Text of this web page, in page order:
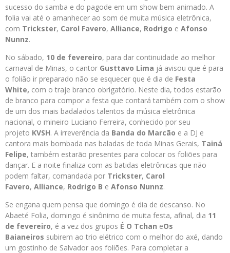
sucesso do samba e do pagode em um show bem animado. A
folia vai até o amanhecer ao som de muita música eletrônica,
com Trickster, Carol Favero, Alliance, Rodrigo e Afonso
Nunnz.
No sábado, 10 de fevereiro, para dar continuidade ao melhor
carnaval de Minas, o cantor Gusttavo Lima já avisou que é para
o folião ir preparado não se esquecer que é dia de Festa
White, com o traje branco obrigatório. Neste dia, todos estarão
de branco para compor a festa que contará também com o show
de um dos mais badalados talentos da música eletrônica
nacional, o mineiro Luciano Ferreira, conhecido por seu
projeto KVSH. A irreverência da Banda do Marcão e a DJ e
cantora mais bombada nas baladas de toda Minas Gerais, Tainá
Felipe, também estarão presentes para colocar os foliões para
dançar. E a noite finaliza com as batidas eletrônicas que não
podem faltar, comandada por Trickster, Carol
Favero, Alliance, Rodrigo B e Afonso Nunnz.
Se engana quem pensa que domingo é dia de descanso. No
Abaeté Folia, domingo é sinônimo de muita festa, afinal, dia 11
de fevereiro, é a vez dos grupos É O Tchan eOs
Baianeiros subirem ao trio elétrico com o melhor do axé, dando
um gostinho de Salvador aos foliões. Para completar a